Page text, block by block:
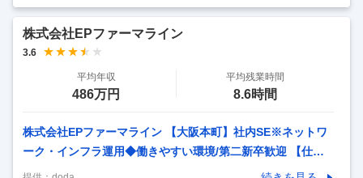
容： 既存の法人顧客（20～30社程度）を担当し、営業と連
です。 ※社内業務だけ
株式会社EPファーマライン
3.6
平均年収
486万円
平均残業時間
8.6時間
株式会社EPファーマライン 【大阪本町】社内SE※ネットワ
ーク・インフラ運用◆働きやすい環境/第二新卒歓迎 【仕事
内容】 【大阪本町】社内SE※ネットワーク・インフラ運用◆